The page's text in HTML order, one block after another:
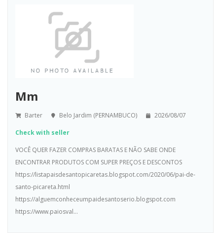
Mm
Barter Belo Jardim (PERNAMBUCO) 2026/08/07
Check with seller
VOCÊ QUER FAZER COMPRAS BARATAS E NÃO SABE ONDE
ENCONTRAR PRODUTOS COM SUPER PREÇOS E DESCONTOS
https://listapaisdesantopicaretas.blogspot.com/2020/06/pai-de-
santo-picareta.html
https://alguemconheceumpaidesantoserio.blogspot.com
https://www.paiosval...